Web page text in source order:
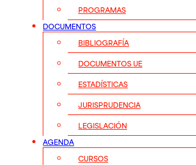
PROGRAMAS
DOCUMENTOS
BIBLIOGRAFÍA
DOCUMENTOS UE
ESTADÍSTICAS
JURISPRUDENCIA
LEGISLACIÓN
AGENDA
CURSOS